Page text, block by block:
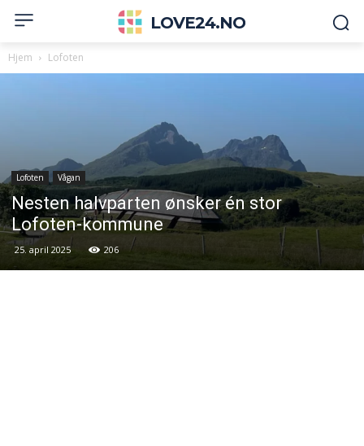
LOVE24.NO
Hjem Lofoten
Lofoten Vågan
Nesten halvparten ønsker én stor
Lofoten-kommune
25. april 2025 206